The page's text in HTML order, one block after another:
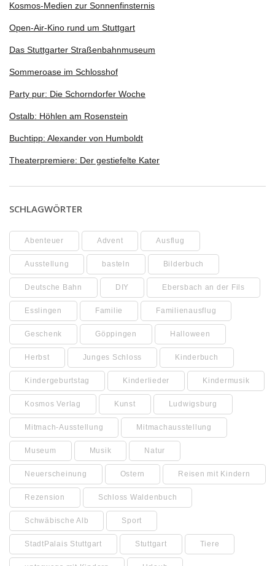
Kosmos-Medien zur Sonnenfinsternis
Open-Air-Kino rund um Stuttgart
Das Stuttgarter Straßenbahnmuseum
Sommeroase im Schlosshof
Party pur: Die Schorndorfer Woche
Ostalb: Höhlen am Rosenstein
Buchtipp: Alexander von Humboldt
Theaterpremiere: Der gestiefelte Kater
SCHLAGWÖRTER
Abenteuer Advent Ausflug
Ausstellung basteln Bilderbuch
Deutsche Bahn DIY Ebersbach an der Fils
Esslingen Familie Familienausflug
Geschenk Göppingen Halloween
Herbst Junges Schloss Kinderbuch
Kindergeburtstag Kinderlieder Kindermusik
Kosmos Verlag Kunst Ludwigsburg
Mitmach-Ausstellung Mitmachausstellung
Museum Musik Natur
Neuerscheinung Ostern Reisen mit Kindern
Rezension Schloss Waldenbuch
Schwäbische Alb Sport
StadtPalais Stuttgart Stuttgart Tiere